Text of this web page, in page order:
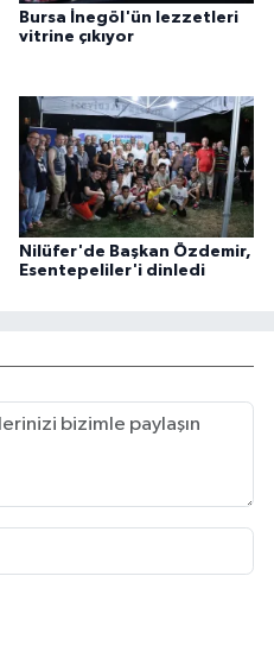
Bursa İnegöl'ün lezzetleri
vitrine çıkıyor
Nilüfer'de Başkan Özdemir,
Esentepeliler'i dinledi